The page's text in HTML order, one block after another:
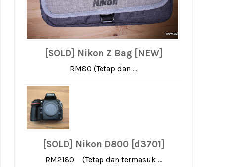
[SOLD] Nikon Z Bag [NEW]
RM80 (Tetap dan ...
[SOLD] Nikon D800 [d3701]
RM2180 (Tetap dan termasuk ...